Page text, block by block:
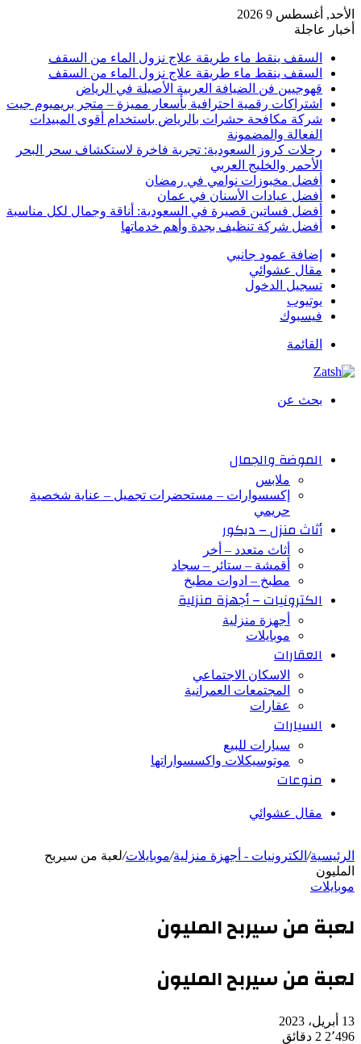
الأحد, أغسطس 9 2026
أخبار عاجلة
السقف ينقط ماء طريقة علاج نزول الماء من السقف
السقف ينقط ماء طريقة علاج نزول الماء من السقف
قهوجيين فن الضيافة العربية الأصيلة في الرياض
اشتراكات رقمية احترافية بأسعار مميزة – متجر بريميوم جيت
شركة مكافحة حشرات بالرياض باستخدام أقوى المبيدات
الفعالة والمضمونة
رحلات كروز السعودية: تجربة فاخرة لاستكشاف سحر البحر
الأحمر والخليج العربي
أفضل مخبوزات نوامي في رمضان
أفضل عيادات الأسنان في عمان
أفضل فساتين قصيرة في السعودية: أناقة وجمال لكل مناسبة
أفضل شركة تنظيف بجدة وأهم خدماتها
إضافة عمود جانبي
مقال عشوائي
تسجيل الدخول
يوتيوب
فيسبوك
القائمة
بحث عن
الموضة والجمال
ملابس
إكسسوارات – مستحضرات تجميل – عناية شخصية
حريمي
أثاث منزل – ديكور
أثاث متعدد – أخر
أقمشة – ستائر – سجاد
مطبخ – ادوات مطبخ
الكترونيات – أجهزة منزلية
أجهزة منزلية
موبايلات
العقارات
الاسكان الاجتماعي
المجتمعات العمرانية
عقارات
السيارات
سيارات للبيع
موتوسيكلات واكسسواراتها
منوعات
مقال عشوائي
الرئيسية/ الكترونيات - أجهزة منزلية/موبايلات/لعبة من سيربح
المليون
موبايلات
لعبة من سيربح المليون
لعبة من سيربح المليون
13 أبريل، 2023
2٬496 2 دقائق